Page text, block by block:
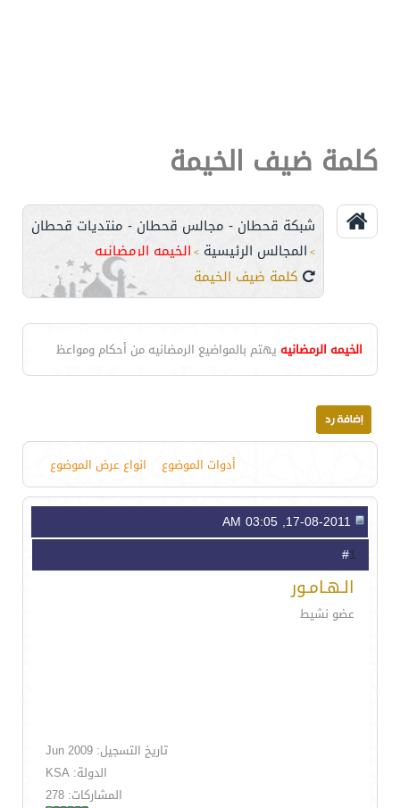
كلمة ضيف الخيمة
شبكة قحطان - مجالس قحطان - منتديات قحطان
> المجالس الرئيسية > الخيمه الرمضانيه
كلمة ضيف الخيمة
الخيمه الرمضانيه يهتم بالمواضيع الرمضانيه من أحكام ومواعظ
أدوات الموضوع انواع عرض الموضوع
1
الـهـامـور
عضو نشيط
تاريخ التسجيل: Jun 2009
الدولة: KSA
المشاركات: 278